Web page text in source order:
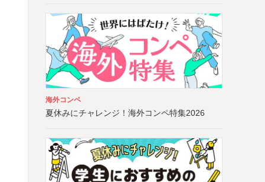
海外コンペ
夏休みにチャレンジ！海外コンペ特集2026